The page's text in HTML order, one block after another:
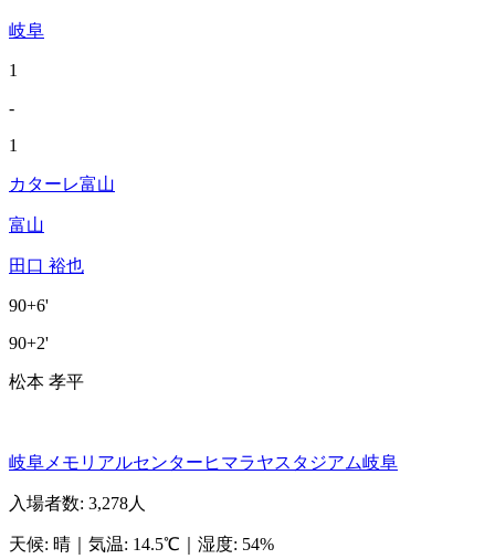
岐阜
1
-
1
カターレ富山
富山
田口 裕也
90+6'
90+2'
松本 孝平
岐阜メモリアルセンターヒマラヤスタジアム岐阜
入場者数: 3,278人
天候: 晴 気温: 14.5℃ 湿度: 54%